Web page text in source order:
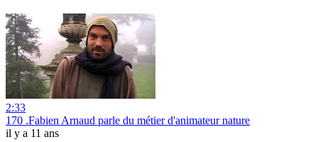
2:33
170 .Fabien Arnaud parle du métier d'animateur nature
il y a 11 ans